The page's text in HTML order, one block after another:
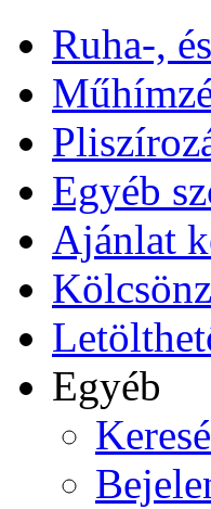
Ruha-,
Egyéb
Ajánlat
Egyéb